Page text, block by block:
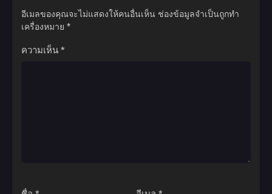
อีเมลของคุณจะไม่แสดงให้คนอื่นเห็น ช่องข้อมูลจำเป็นถูกทำ
เครื่องหมาย *
ความเห็น *